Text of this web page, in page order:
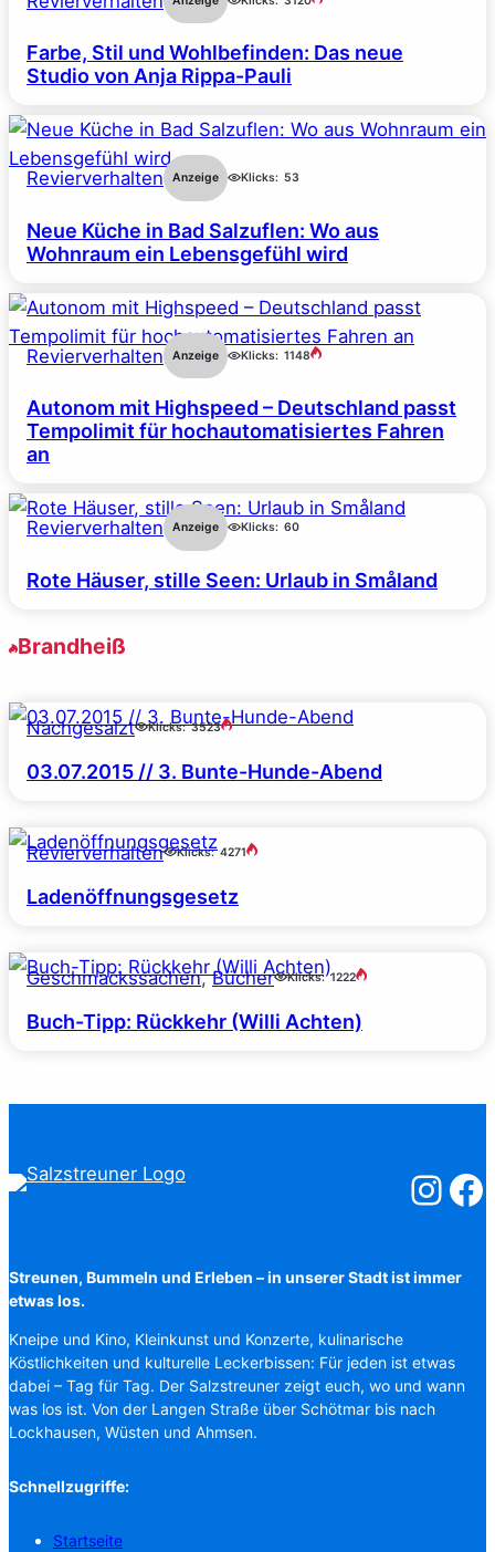
Farbe, Stil und Wohlbefinden: Das neue
Studio von Anja Rippa-Pauli
Revierverhalten Anzeige Klicks: 53
Neue Küche in Bad Salzuflen: Wo aus
Wohnraum ein Lebensgefühl wird
Revierverhalten Anzeige Klicks: 1148
Autonom mit Highspeed – Deutschland passt
Tempolimit für hochautomatisiertes Fahren
an
Revierverhalten Anzeige Klicks: 60
Rote Häuser, stille Seen: Urlaub in Småland
Brandheiß
Nachgesalzt Klicks: 3523
03.07.2015 // 3. Bunte-Hunde-Abend
Revierverhalten Klicks: 4271
Ladenöffnungsgesetz
Geschmackssachen, Bücher Klicks: 1222
Buch-Tipp: Rückkehr (Willi Achten)
Streunen, Bummeln und Erleben – in unserer Stadt ist immer
etwas los.
Kneipe und Kino, Kleinkunst und Konzerte, kulinarische
Köstlichkeiten und kulturelle Leckerbissen: Für jeden ist etwas
dabei – Tag für Tag. Der Salzstreuner zeigt euch, wo und wann
was los ist. Von der Langen Straße über Schötmar bis nach
Lockhausen, Wüsten und Ahmsen.
Schnellzugriffe:
Startseite